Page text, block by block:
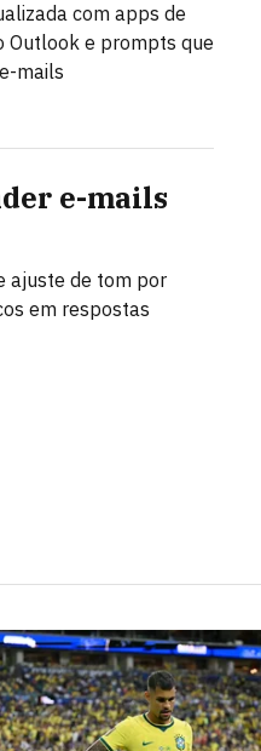
com apps de
Outlook e prompts que
mails
e-mails
ajuste de tom por
em respostas